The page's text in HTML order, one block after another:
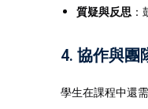
質疑與反思
4. 協作與團
學生在課程中還